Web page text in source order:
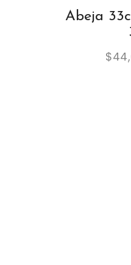
Abeja
$